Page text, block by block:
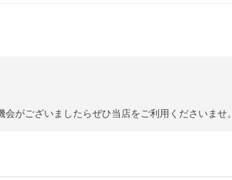
がございましたらぜひ当店をご利用くださいませ。